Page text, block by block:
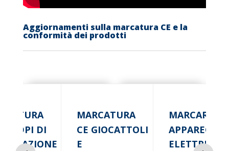
Aggiornamenti sulla marcatura CE e la
conformità dei prodotti
DPI DI
MARCATURA
CE GIOCATTOLI
E
MARCARE
ELETTRICHE